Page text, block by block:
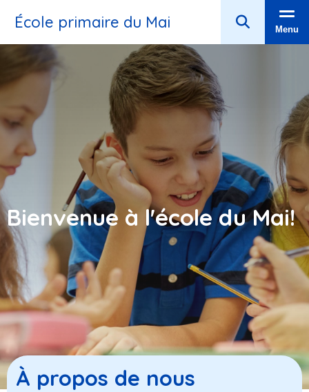
École primaire du Mai Menu
Bienvenue à l'école du Mai!
À propos de nous